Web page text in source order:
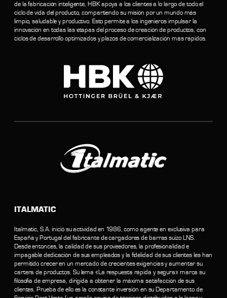
de la fabricación inteligente, HBK apoya a los clientes a lo largo de todo el
ciclo de vida del producto, compartiendo su misión por un mundo más
limpio, saludable y productivo. Esto permite a los ingenieros impulsar la
innovación en todas las etapas del proceso de creación de productos, con
ciclos de desarrollo optimizados y plazos de comercialización más rápidos.
ITALMATIC
Italmatic, S.A. inició su actividad en 1986, como agente en exclusiva para
España y Portugal del fabricante de cargadores de barras suizo LNS.
Desde entonces, la calidad de sus proveedores, la profesionalidad e
impagable dedicación de sus empleados y la fidelidad de sus clientes les han
permitido crecer en un mercado de crecientes exigencias y aumentar su
cartera de productos. Su lema «La respuesta rápida y segura» marca su
filosofía de empresa, dirigida a obtener la máxima satisfacción de sus
clientes. Prueba de ello es la constante inversión en su Departamento de